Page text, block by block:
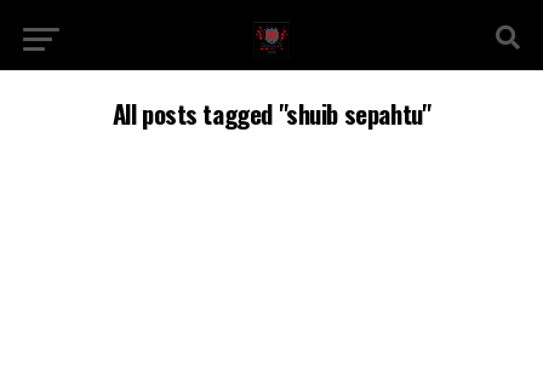
All posts tagged "shuib sepahtu"